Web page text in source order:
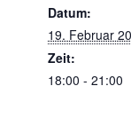
Datum:
19. Februar
Zeit:
18:00 - 21:00